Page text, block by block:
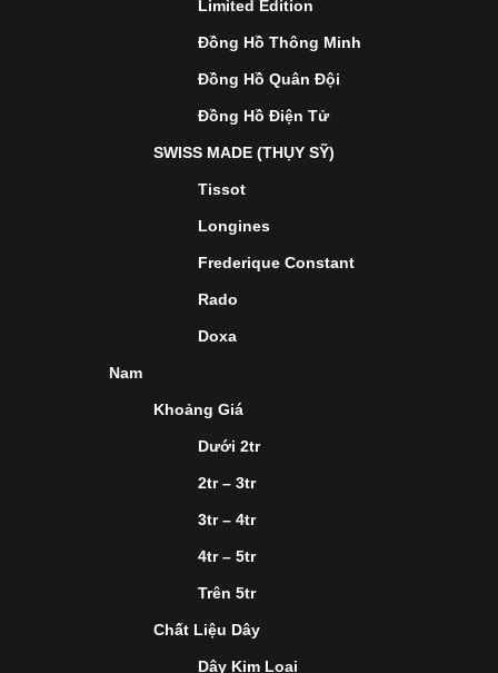
Limited Edition
Đồng Hồ Thông Minh
Đồng Hồ Quân Đội
Đồng Hồ Điện Tử
SWISS MADE (THỤY SỸ)
Tissot
Longines
Frederique Constant
Rado
Doxa
Nam
Khoảng Giá
Dưới 2tr
2tr – 3tr
3tr – 4tr
4tr – 5tr
Trên 5tr
Chất Liệu Dây
Dây Kim Loại